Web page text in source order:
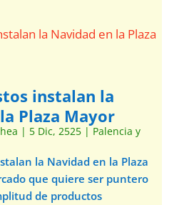
instalan la
Plaza Mayor
| 5 Dic, 2525| Palencia y
la Navidad en la Plaza
que quiere ser puntero
de productos